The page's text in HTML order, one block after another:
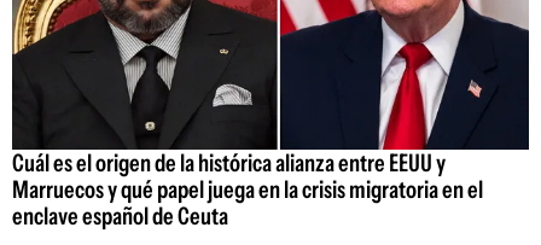
Cuál es el origen de la histórica alianza entre EEUU y
Marruecos y qué papel juega en la crisis migratoria en el
enclave español de Ceuta